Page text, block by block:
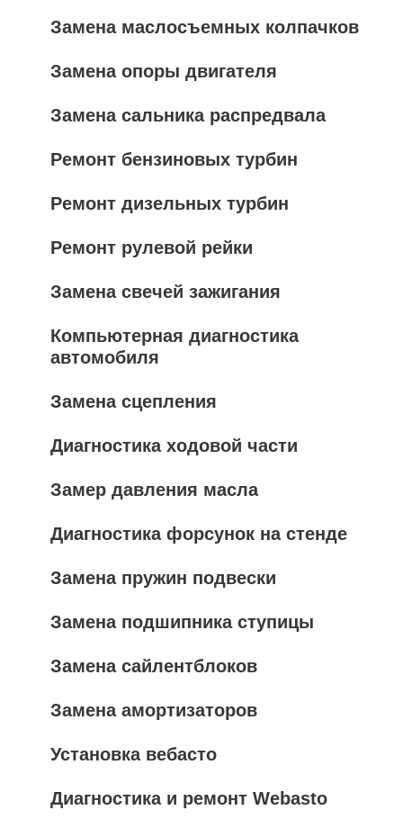
Замена маслосъемных колпачков
Замена опоры двигателя
Замена сальника распредвала
Ремонт бензиновых турбин
Ремонт дизельных турбин
Ремонт рулевой рейки
Замена свечей зажигания
Компьютерная диагностика
автомобиля
Замена сцепления
Диагностика ходовой части
Замер давления масла
Диагностика форсунок на стенде
Замена пружин подвески
Замена подшипника ступицы
Замена сайлентблоков
Замена амортизаторов
Установка вебасто
Диагностика и ремонт Webasto